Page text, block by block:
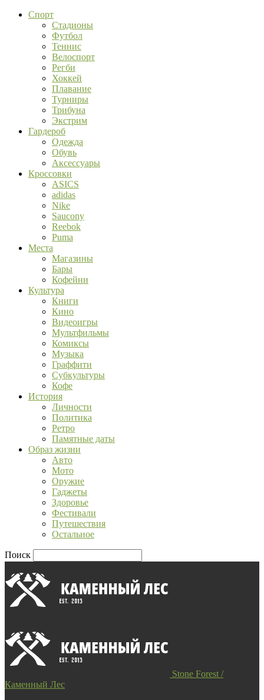
Спорт
Стадионы
Футбол
Теннис
Велоспорт
Регби
Хоккей
Плавание
Турниры
Трибуна
Экстрим
Гардероб
Одежда
Обувь
Аксессуары
Кроссовки
ASICS
adidas
Nike
Saucony
Reebok
Puma
Места
Магазины
Бары
Кофейни
Культура
Книги
Кино
Видеоигры
Мультфильмы
Комиксы
Музыка
Граффити
Субкультуры
Кофе
История
Личности
Политика
Ретро
Памятные даты
Образ жизни
Авто
Мото
Оружие
Гаджеты
Здоровье
Фестивали
Путешествия
Остальное
Поиск
Stone Forest /
Каменный Лес